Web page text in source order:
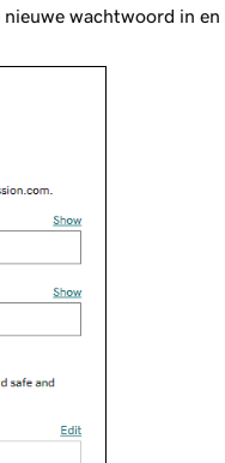
wachtwoord in